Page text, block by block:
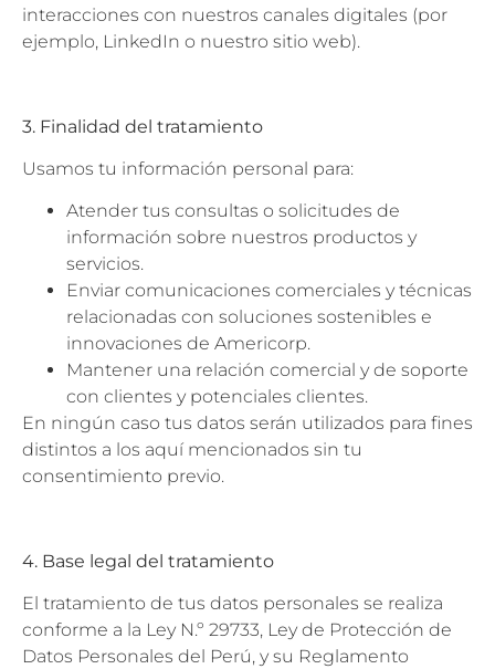
interacciones con nuestros canales digitales (por
ejemplo, LinkedIn o nuestro sitio web).
3. Finalidad del tratamiento
Usamos tu información personal para:
Atender tus consultas o solicitudes de
información sobre nuestros productos y
servicios.
Enviar comunicaciones comerciales y técnicas
relacionadas con soluciones sostenibles e
innovaciones de Americorp.
Mantener una relación comercial y de soporte
con clientes y potenciales clientes.
En ningún caso tus datos serán utilizados para fines
distintos a los aquí mencionados sin tu
consentimiento previo.
4. Base legal del tratamiento
El tratamiento de tus datos personales se realiza
conforme a la Ley N.º 29733, Ley de Protección de
Datos Personales del Perú, y su Reglamento